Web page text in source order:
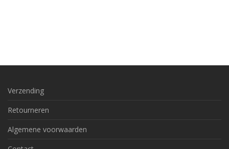
Verzending
Retourneren
Algemene voorwaarden